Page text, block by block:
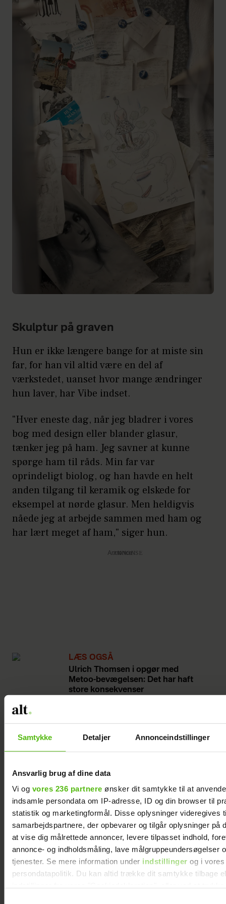
Samtykke Detaljer Annonceindstillinger
Ansvarlig brug af dine data
Vi og vores 236 partnere ønsker dit samtykke til at
indsamle persondata om IP-adresse, ID og din browser til
statistik og marketingformål. Disse oplysninger videregives
samarbejdspartnere, der opbevarer og tilgår oplysninger på
at vise dig målrettede annoncer, levere tilpasset indhold,
annonce- og indholdsmåling, lave målgruppeundersøgelser
tjenester. Se mere information under indstillinger og i vores
persondatapolitik. Du kan altid trække dit samtykke tilbage
Skulptur på graven
Hun er ikke længere bange for at miste sin
far, for han vil altid være en del af
værkstedet, uanset hvor mange ændringer
hun laver, har Vibe indset.
"Hver eneste dag, når jeg bladrer i vores
bog med design eller blander glasur,
tænker jeg på ham. Jeg savner at kunne
spørge ham til råds. Min far var
oprindeligt biolog, og han havde en helt
anden tilgang til keramik og elskede for
eksempel at nørde glasur. Men heldigvis
nåede jeg at arbejde sammen med ham og
har lært meget af ham," siger hun.
Annonce
LÆS OGSÅ
Ulrich Thomsen i opgør med
Metoo-bevægelsen: Det har haft
store konsekvenser
I dag diskuterer Vibe fag med sin stedfar,
kunsthåndværkere i Lønstrup eller vender
undervist gennem tiden.
"Det var virkelig rørende, da min far døde –
der kom alle hans gamle
pottemagervenner og arbejdede i
skiftehold i flere dage for at holde gang i
de store ovne, så de sidste af hans store
unika kunne blive brændt," siger hun.